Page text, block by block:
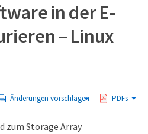
in der E-
– Linux
Änderungen vorschlagen PDFs
zum Storage Array